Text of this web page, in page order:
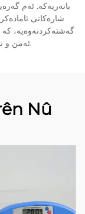
باتەریەکە. ئەم
شارەکانی
گەشتەکردنەوەیە، کە
ئەمن و نتیجەی ڕاستەقین بە هەر چارەسەرێك.
Nû